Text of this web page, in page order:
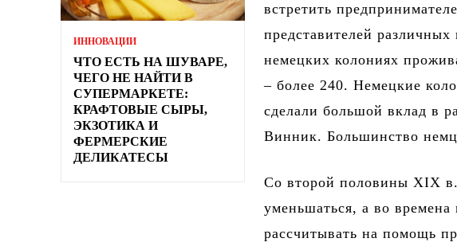
ИННОВАЦИИ
ЧТО ЕСТЬ НА ШУВАРЕ,
ЧЕГО НЕ НАЙТИ В
СУПЕРМАРКЕТЕ:
КРАФТОВЫЕ СЫРЫ,
ЭКЗОТИКА И
ФЕРМЕРСКИЕ
ДЕЛИКАТЕСЫ
встретить
представителей
немецких колониях
– более 240. Немецкие
сделали большой вклад в
Винник. Большинство
Со второй половины XIX в.
уменьшаться, а во
рассчитывать на помощь